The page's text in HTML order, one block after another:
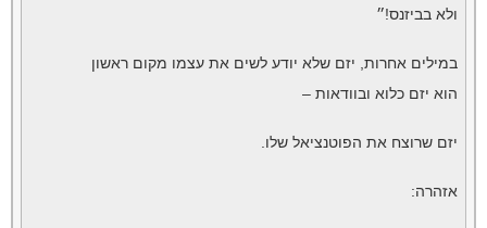
ולא בביזנס!״
במילים אחרות, יזם שלא יודע לשים את עצמו מקום ראשון
הוא יזם כלוא ובוודאות –
יזם שרוצח את הפוטנציאל שלו.
אזהרה: